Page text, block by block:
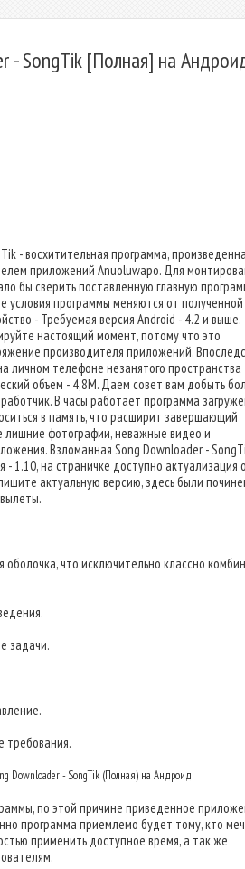
- SongTik [Полная] на
- восхитительная программа,
приложений Anuoluwapo. Для
бы сверить поставленную главную
условия программы меняются от полученной
- Требуемая версия Android - 4.2 и выше.
настоящий момент, потому что это
производителя приложений.
личном телефоне незанятого пространства
объем - 4,8M. Даем совет вам добыть
В часы работает программа
в память, что расширит завершающий
лишние фотографии, неважные видео и
Взломанная Song Downloader -
- 1.10, на страничке доступно актуализация
актуальную версию, здесь были
оболочка, что исключительно классно
задачи.
требования.
Downloader - SongTik (Полная) на Андроид
по этой причине приведенное
программа приемлемо будет тому, кто
применить доступное время, а так же